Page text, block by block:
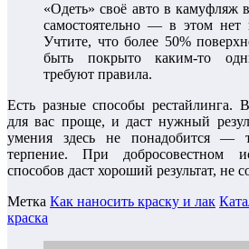
«Одеть» своё авто в камуфляж
самостоятельно — в этом нет
Учтите, что более 50%
быть покрыто каким-то
требуют правила.
Есть разные способы рестайлинга.
для вас проще, и даст нужный
умения здесь не понадобится —
терпение. При добросовестном
способов даст хороший результат, не
Метка Как наносить краску и лак
краска